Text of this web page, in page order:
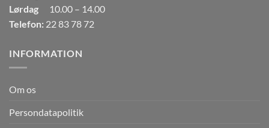
Lørdag
10.00 – 14.00
Telefon: 22 83 78 72
INFORMATION
Om os
Persondatapolitik